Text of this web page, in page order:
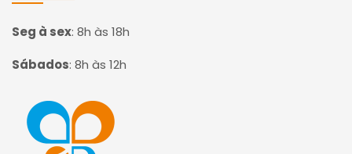
Seg à sex: 8h às 18h
Sábados: 8h às 12h
Página inicial